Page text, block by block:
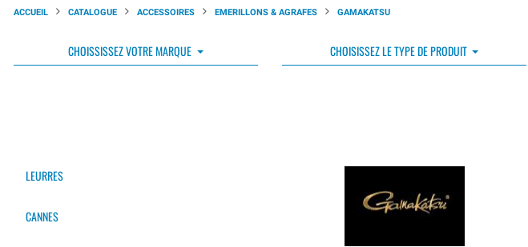
ACCUEIL CATALOGUE ACCESSOIRES EMERILLONS & AGRAFES GAMAKATSU
CHOISSISSEZ VOTRE MARQUE CHOISISSEZ LE TYPE DE PRODUIT
LEURRES
CANNES